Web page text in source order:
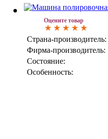
Оцените товар
Страна-производитель:
Фирма-производитель:
Состояние:
Особенность: